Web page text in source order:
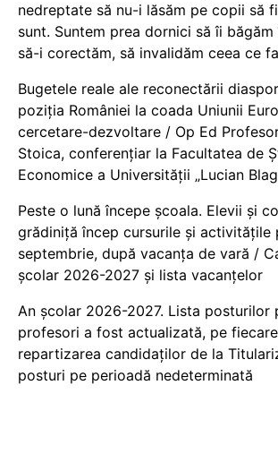
nedreptate să nu-i lăsăm pe copii să
sunt. Suntem prea dornici să îi băgăm
să-i corectăm, să invalidăm ceea ce
Bugetele reale ale reconectării
poziția României la coada Uniunii
cercetare-dezvoltare / Op Ed
Stoica, conferențiar la Facultatea de
Economice a Universității „Lucian
Peste o lună începe școala. Elevii și
grădiniță încep cursurile și activitățile
septembrie, după vacanța de vară /
școlar 2026-2027 și lista vacanțelor
An școlar 2026-2027. Lista posturilor
profesori a fost actualizată, pe
repartizarea candidaților de la
posturi pe perioadă nedeterminată